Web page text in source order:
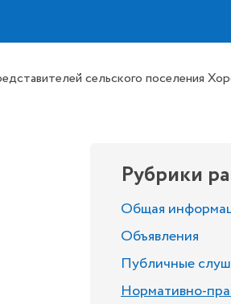
сельского поселения
Рубрики
Общая
Объявления
Публичные
Нормативно-